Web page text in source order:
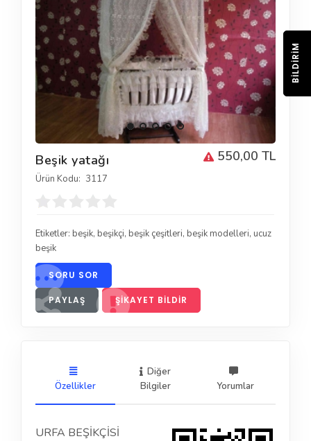
550,00 TL
Beşik yatağı
Ürün Kodu: 3117
Etiketler: beşik, beşikçi, beşik çeşitleri, beşik modelleri, ucuz
beşik
SORU SOR
PAYLAŞ ŞIKAYET BILDIR
Özellikler
Diğer
Bilgiler
Yorumlar
URFA BEŞİKÇİSİ
BILDIRIM